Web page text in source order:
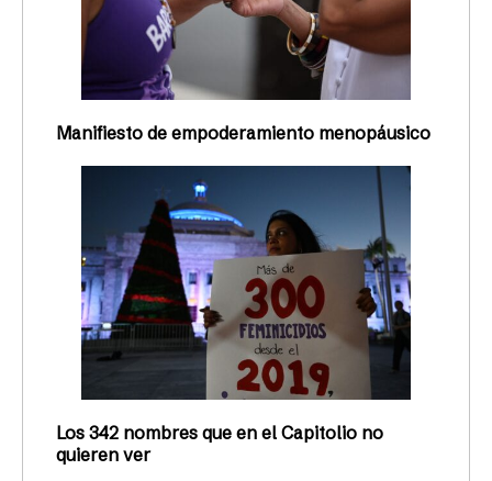
Manifiesto de empoderamiento menopáusico
Los 342 nombres que en el Capitolio no
quieren ver